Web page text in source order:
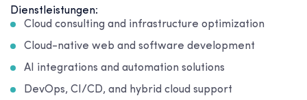
Dienstleistungen:
Cloud consulting and infrastructure optimization
Cloud-native web and software development
AI integrations and automation solutions
DevOps, CI/CD, and hybrid cloud support